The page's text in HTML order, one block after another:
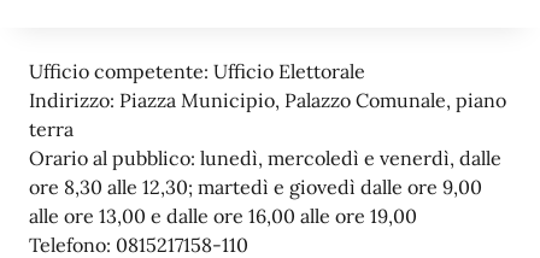
Ufficio competente: Ufficio Elettorale
Indirizzo: Piazza Municipio, Palazzo Comunale, piano
terra
Orario al pubblico: lunedì, mercoledì e venerdì, dalle
ore 8,30 alle 12,30; martedì e giovedì dalle ore 9,00
alle ore 13,00 e dalle ore 16,00 alle ore 19,00
Telefono: 0815217158-110